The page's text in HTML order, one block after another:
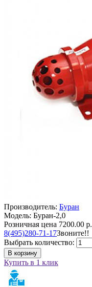
Производитель: Буран
Модель: Буран-2,0
Розничная цена 7200.00 р.
8(495)280-71-17Звоните!!
Выбрать количество:
В корзину
Купить в 1 клик